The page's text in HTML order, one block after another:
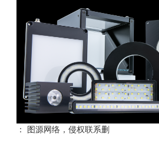
： 图源网络，侵权联系删